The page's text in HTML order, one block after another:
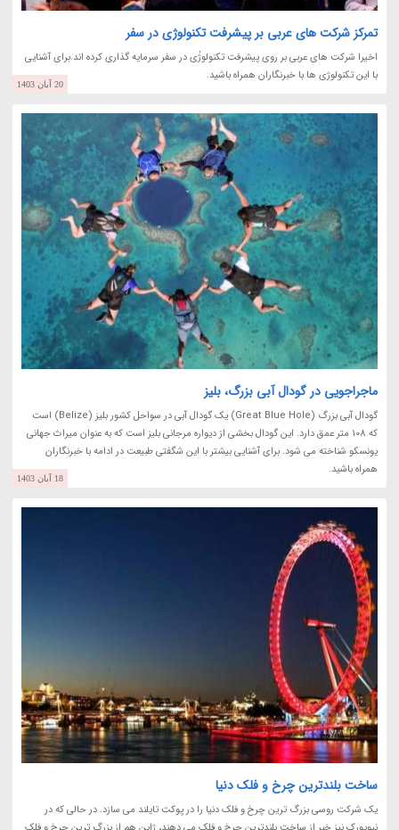
تمرکز شرکت های عربی بر پیشرفت تکنولوژی در سفر
اخیرا شرکت های عربی بر روی پیشرفت تکنولوژٰی در سفر سرمایه گذاری کرده اند.برای آشنایی
با این تکنولوژی ها با خبرنگاران همراه باشید.
20 آبان 1403
ماجراجویی در گودال آبی بزرگ، بلیز
گودال آبی بزرگ (Great Blue Hole) یک گودال آبی در سواحل کشور بلیز (Belize) است
که 108 متر عمق دارد. این گودال بخشی از دیواره مرجانی بلیز است که به عنوان میراث جهانی
یونسکو شناخته می شود. برای آشنایی بیشتر با این شگفتی طبیعت در ادامه با خبرنگاران
همراه باشید.
18 آبان 1403
ساخت بلندترین چرخ و فلک دنیا
یک شرکت روسی بزرگ ترین چرخ و فلک دنیا را در پوکت تایلند می سازد. در حالی که در